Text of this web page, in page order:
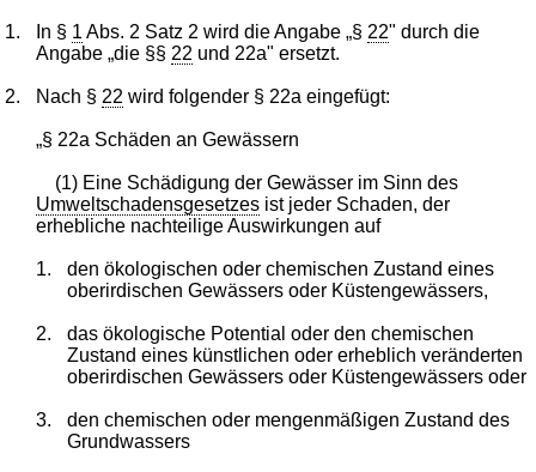
1. In § 1 Abs. 2 Satz 2 wird die Angabe „§ 22" durch die
Angabe „die §§ 22 und 22a" ersetzt.
2. Nach § 22 wird folgender § 22a eingefügt:
„§ 22a Schäden an Gewässern
(1) Eine Schädigung der Gewässer im Sinn des
Umweltschadensgesetzes ist jeder Schaden, der
erhebliche nachteilige Auswirkungen auf
1.
den ökologischen oder chemischen Zustand eines
oberirdischen Gewässers oder Küstengewässers,
2.
das ökologische Potential oder den chemischen
Zustand eines künstlichen oder erheblich veränderten
oberirdischen Gewässers oder Küstengewässers oder
3.
den chemischen oder mengenmäßigen Zustand des
Grundwassers